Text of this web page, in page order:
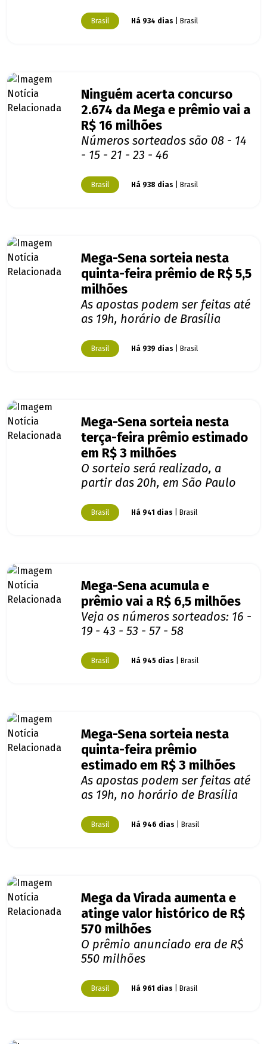
Brasil Há 934 dias | Brasil
Ninguém acerta concurso
2.674 da Mega e prêmio vai a
R$ 16 milhões
Números sorteados são 08 - 14
- 15 - 21 - 23 - 46
Brasil Há 938 dias | Brasil
Mega-Sena sorteia nesta
quinta-feira prêmio de R$ 5,5
milhões
As apostas podem ser feitas até
as 19h, horário de Brasília
Brasil Há 939 dias | Brasil
Mega-Sena sorteia nesta
terça-feira prêmio estimado
em R$ 3 milhões
O sorteio será realizado, a
partir das 20h, em São Paulo
Brasil Há 941 dias | Brasil
Mega-Sena acumula e
prêmio vai a R$ 6,5 milhões
Veja os números sorteados: 16 -
19 - 43 - 53 - 57 - 58
Brasil Há 945 dias | Brasil
Mega-Sena sorteia nesta
quinta-feira prêmio
estimado em R$ 3 milhões
As apostas podem ser feitas até
as 19h, no horário de Brasília
Brasil Há 946 dias | Brasil
Mega da Virada aumenta e
atinge valor histórico de R$
570 milhões
O prêmio anunciado era de R$
550 milhões
Brasil Há 961 dias | Brasil